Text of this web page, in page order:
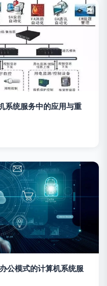
系统服务中的应用与重
公模式的计算机系统服